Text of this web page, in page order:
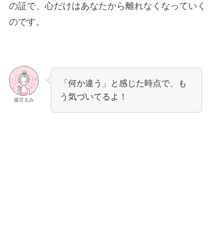
の証で、心だけはあなたから離れなくなっていく
のです。
藤宮るみ
「何か違う」と感じた時点で、も
う気づいてるよ！